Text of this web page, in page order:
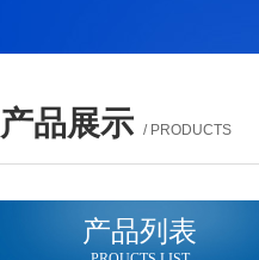
产品展示 / PRODUCTS
产品列表